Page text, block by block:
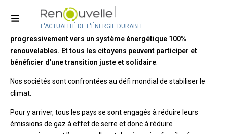
L'ACTUALITÉ DE L'ÉNERGIE DURABLE
Démocratie énergétique
Pour relever le défi climatique, nos sociétés s’orientent
progressivement vers un système énergétique 100%
renouvelables. Et tous les citoyens peuvent participer et
bénéficier d’une transition juste et solidaire
Nos sociétés sont confrontées au défi mondial de stabiliser le
climat.
Pour y arriver, tous les pays se sont engagés à réduire leurs
émissions de gaz à effet de serre et donc à réduire